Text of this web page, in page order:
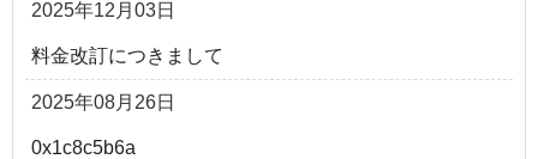
2025年12月03日
料金改訂につきまして
2025年08月26日
0x1c8c5b6a